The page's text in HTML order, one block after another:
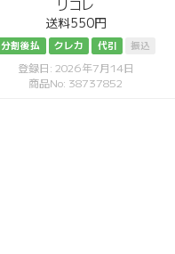
リコレ
送料550円
分割後払 クレカ 代引 振込
登録日: 2026年7月14日
商品No: 38737852